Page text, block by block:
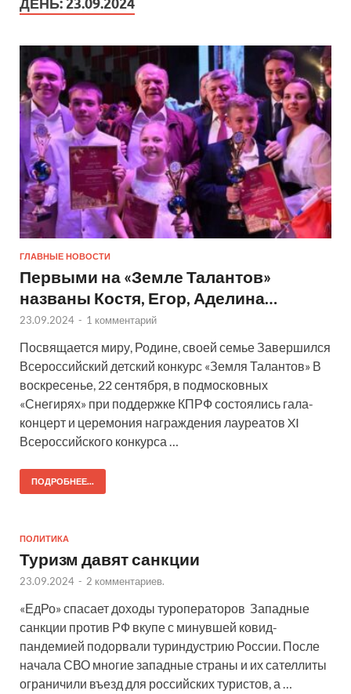
ДЕНЬ:23.09.2024
ГЛАВНЫЕ НОВОСТИ
Первыми на «Земле Талантов»
названы Костя, Егор, Аделина…
23.09.2024 - 1 комментарий
Посвящается миру, Родине, своей семье Завершился
Всероссийский детский конкурс «Земля Талантов» В
воскресенье, 22 сентября, в подмосковных
«Снегирях» при поддержке КПРФ состоялись гала-
концерт и церемония награждения лауреатов XI
Всероссийского конкурса …
ПОДРОБНЕЕ...
ПОЛИТИКА
Туризм давят санкции
23.09.2024 - 2 комментариев.
«ЕдРо» спасает доходы туроператоров Западные
санкции против РФ вкупе с минувшей ковид-
пандемией подорвали туриндустрию России. После
начала СВО многие западные страны и их сателлиты
ограничили въезд для российских туристов, а …